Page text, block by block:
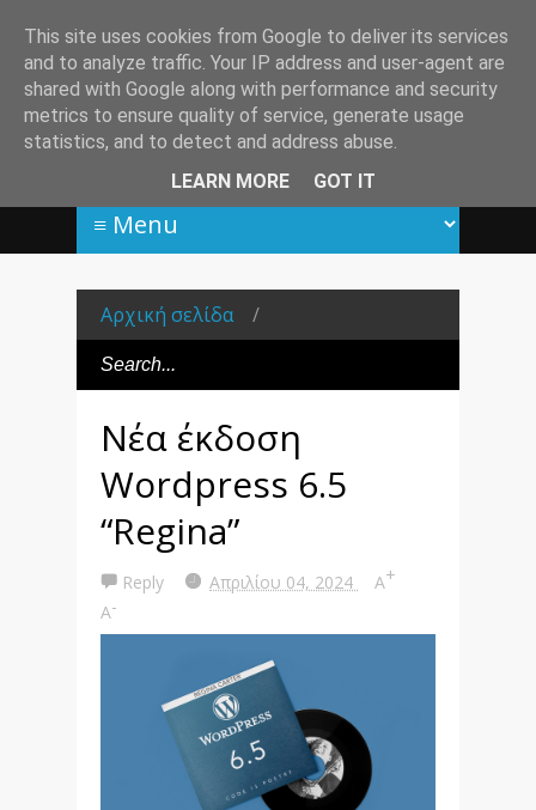
Αρχική σελίδα /
Νέα έκδοση
Wordpress 6.5
“Regina”
Reply Απριλίου 04, 2024 A+
A-
This site uses cookies from Google to deliver its services
and to analyze traffic. Your IP address and user-agent are
shared with Google along with performance and security
metrics to ensure quality of service, generate usage
statistics, and to detect and address abuse.
LEARN MORE
GOT IT